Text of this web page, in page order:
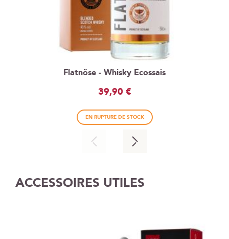
Flatnöse - Whisky Ecossais
39,90 €
EN RUPTURE DE STOCK
ACCESSOIRES UTILES